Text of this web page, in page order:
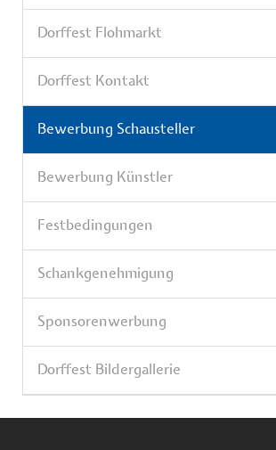
Dorffest Flohmarkt
Dorffest Kontakt
Bewerbung Schausteller
Bewerbung Künstler
Festbedingungen
Schankgenehmigung
Sponsorenwerbung
Dorffest Bildergallerie